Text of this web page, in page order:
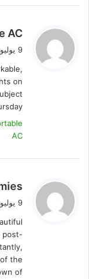
ي
ق
ل
AC
9 يوليو، 2021 الساعة 3:00 م
on
AC
ي
ق
ل
9 يوليو، 2021 الساعة 2:21 م
post-
the
of